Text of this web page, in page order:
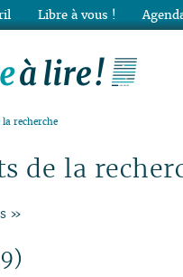
la recherche
de la
»
Libre à vous !